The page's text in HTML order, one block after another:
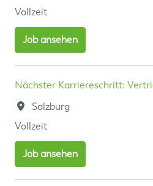
Vollzeit
Job ansehen
Nächster Karriereschritt:
Salzburg
Vollzeit
Job ansehen